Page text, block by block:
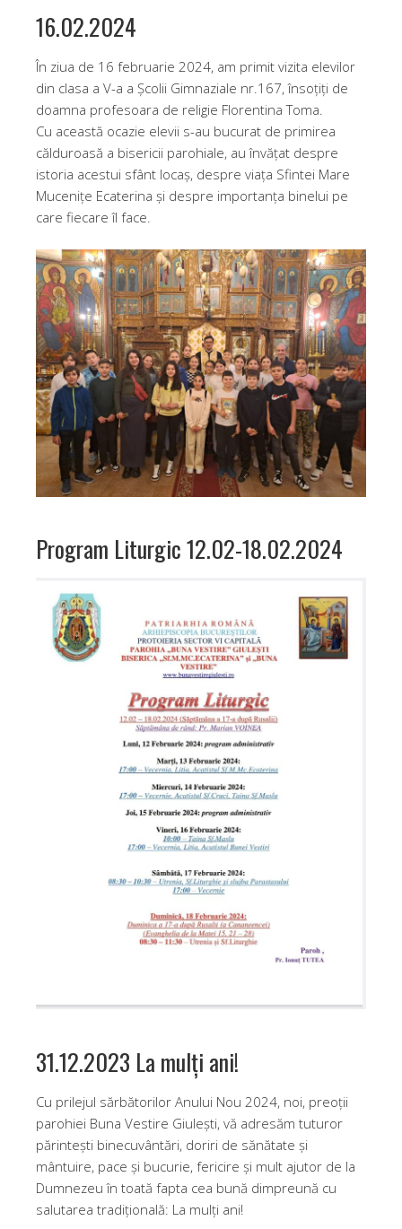
16.02.2024
În ziua de 16 februarie 2024, am primit vizita elevilor
din clasa a V-a a Școlii Gimnaziale nr.167, însoțiți de
doamna profesoara de religie Florentina Toma.
Cu această ocazie elevii s-au bucurat de primirea
călduroasă a bisericii parohiale, au învățat despre
istoria acestui sfânt locaș, despre viața Sfintei Mare
Mucenițe Ecaterina și despre importanța binelui pe
care fiecare îl face.
Program Liturgic 12.02-18.02.2024
31.12.2023 La mulți ani!
Cu prilejul sărbătorilor Anului Nou 2024, noi, preoții
parohiei Buna Vestire Giulești, vă adresăm tuturor
părinteşti binecuvântări, doriri de sănătate şi
mântuire, pace şi bucurie, fericire şi mult ajutor de la
Dumnezeu în toată fapta cea bună dimpreună cu
salutarea tradiţională: La mulţi ani!